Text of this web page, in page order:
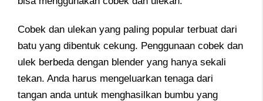
Cobek dan ulekan yang paling popular terbuat dari
batu yang dibentuk cekung. Penggunaan cobek dan
ulek berbeda dengan blender yang hanya sekali
tekan. Anda harus mengeluarkan tenaga dari
tangan anda untuk menghasilkan bumbu yang